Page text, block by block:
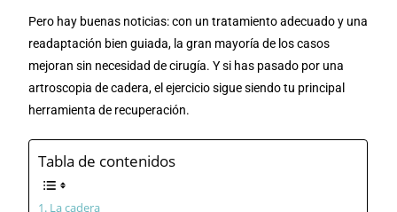
Pero hay buenas noticias: con un tratamiento adecuado y una
readaptación bien guiada, la gran mayoría de los casos
mejoran sin necesidad de cirugía. Y si has pasado por una
artroscopia de cadera, el ejercicio sigue siendo tu principal
herramienta de recuperación.
Tabla de contenidos
La cadera